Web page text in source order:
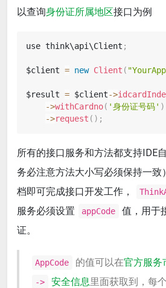
以查询身份证所属地区接口为例
use think\api\Client ;
$client = new Client (
$result = $client->
->withCardno( '身份证号码' )
->request ( ) ;
所有的接口服务和方法都支持IDE
务必注意方法大小写必须保持一致
档即可完成接口开发工作，
服务必须设置
appCode
值，用于
证。
AppCode 的值可以在官方服务
-> 安全信息里面获取到，每